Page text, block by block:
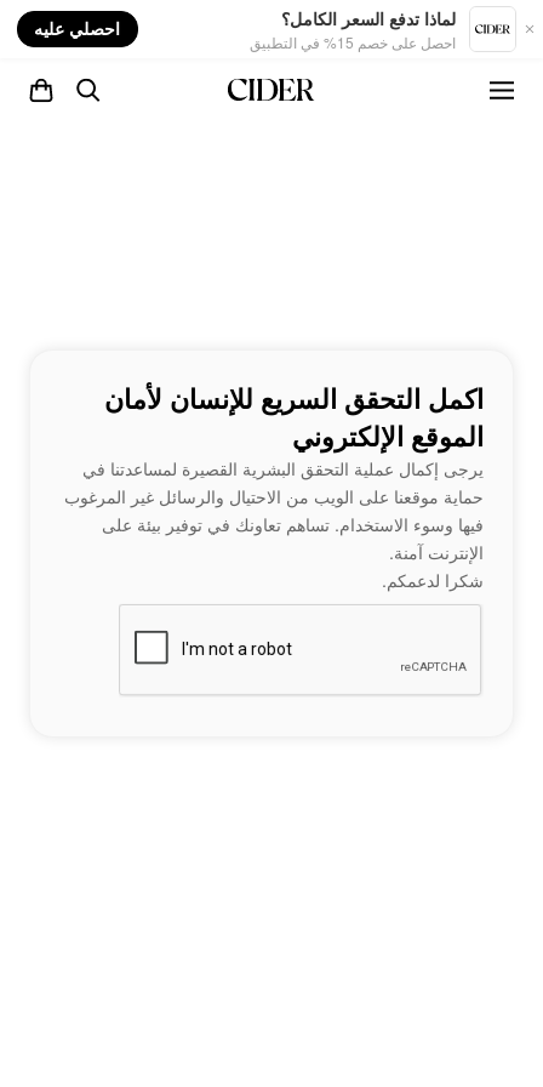
لماذا تدفع السعر الكامل؟
احصل على خصم 15% في التطبيق
احصلي عليه
اكمل التحقق السريع للإنسان لأمان
الموقع الإلكتروني
يرجى إكمال عملية التحقق البشرية القصيرة لمساعدتنا في
حماية موقعنا على الويب من الاحتيال والرسائل غير المرغوب
فيها وسوء الاستخدام. تساهم تعاونك في توفير بيئة على
الإنترنت آمنة.
شكرا لدعمكم.